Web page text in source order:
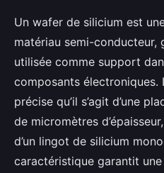
Un wafer de silicium est
matériau semi-conducteur,
utilisée comme support
composants
précise qu’il s’agit d’une
de micromètres
d’un lingot de silicium
caractéristique garantit